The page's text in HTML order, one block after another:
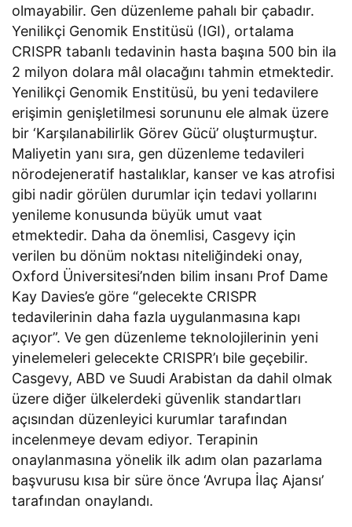
olmayabilir. Gen düzenleme pahalı bir çabadır.
Yenilikçi Genomik Enstitüsü (IGI), ortalama
CRISPR tabanlı tedavinin hasta başına 500 bin ila
2 milyon dolara mâl olacağını tahmin etmektedir.
Yenilikçi Genomik Enstitüsü, bu yeni tedavilere
erişimin genişletilmesi sorununu ele almak üzere
bir ‘Karşılanabilirlik Görev Gücü’ oluşturmuştur.
Maliyetin yanı sıra, gen düzenleme tedavileri
nörodejeneratif hastalıklar, kanser ve kas atrofisi
gibi nadir görülen durumlar için tedavi yollarını
yenileme konusunda büyük umut vaat
etmektedir. Daha da önemlisi, Casgevy için
verilen bu dönüm noktası niteliğindeki onay,
Oxford Üniversitesi’nden bilim insanı Prof Dame
Kay Davies’e göre “gelecekte CRISPR
tedavilerinin daha fazla uygulanmasına kapı
açıyor”. Ve gen düzenleme teknolojilerinin yeni
yinelemeleri gelecekte CRISPR’ı bile geçebilir.
Casgevy, ABD ve Suudi Arabistan da dahil olmak
üzere diğer ülkelerdeki güvenlik standartları
açısından düzenleyici kurumlar tarafından
incelenmeye devam ediyor. Terapinin
onaylanmasına yönelik ilk adım olan pazarlama
başvurusu kısa bir süre önce ‘Avrupa İlaç Ajansı’
tarafından onaylandı.